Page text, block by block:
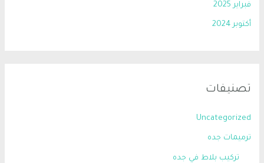
فبراير 2025
أكتوبر 2024
تصنيفات
Uncategorized
ترميمات جده
تركيب بلاط في جده